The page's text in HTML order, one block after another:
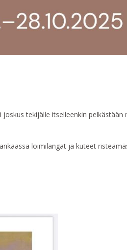
tekijälle itselleenkin
loimilangat ja kuteet